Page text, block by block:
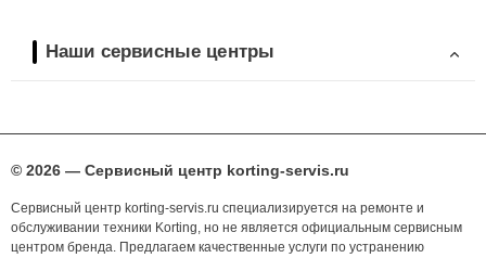
Наши сервисные центры
© 2026 — Сервисный центр korting-servis.ru
Сервисный центр korting-servis.ru специализируется на ремонте и
обслуживании техники Korting, но не является официальным сервисным
центром бренда. Предлагаем качественные услуги по устранению